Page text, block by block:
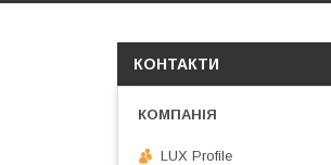
КОНТАКТИ
LUX Profile